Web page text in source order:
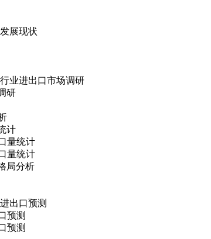
展现状
业进出口市场调研
研
计
量统计
量统计
局分析
出口预测
预测
预测